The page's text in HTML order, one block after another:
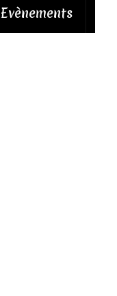
Evènements